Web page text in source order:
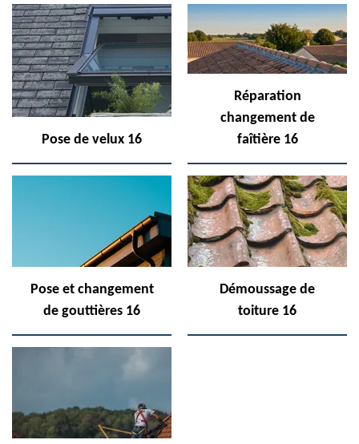
Pose de velux 16
Réparation
changement de
faîtière 16
Pose et changement
de gouttières 16
Démoussage de
toiture 16